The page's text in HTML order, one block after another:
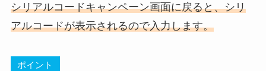
シリアルコードキャンペーン画面に戻ると、シリ
アルコードが表示されるので入力します。
ポイント